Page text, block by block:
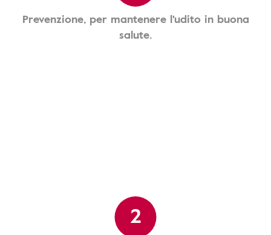
Prevenzione, per mantenere l'udito in buona
salute.
2